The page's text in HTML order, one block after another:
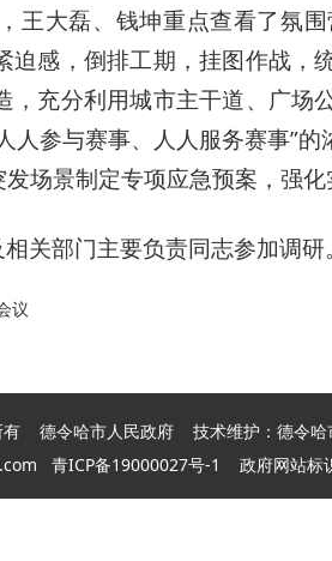
王大磊、钱坤重点查看了氛
感，倒排工期，挂图作战，
充分利用城市主干道、广
参与赛事、人人服务赛事”
场景制定专项应急预案，强化
关部门主要负责同志参加调研。
议
有 德令哈市人民政府 技术维护：德令哈
青ICP备19000027号-1 政府网站标